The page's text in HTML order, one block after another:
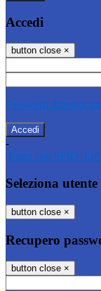
Accedi
button close ×
Password
-
Entra con SPID
Seleziona utente
button close ×
Recupero
button close ×